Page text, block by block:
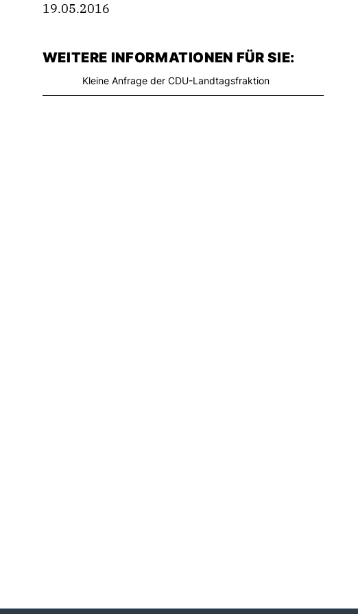
19.05.2016
WEITERE INFORMATIONEN FÜR SIE:
Kleine Anfrage der CDU-Landtagsfraktion